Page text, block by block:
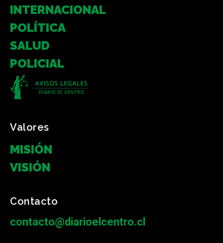
INTERNACIONAL
POLÍTICA
SALUD
POLICIAL
Valores
MISIÓN
VISIÓN
Contacto
contacto@diarioelcentro.cl